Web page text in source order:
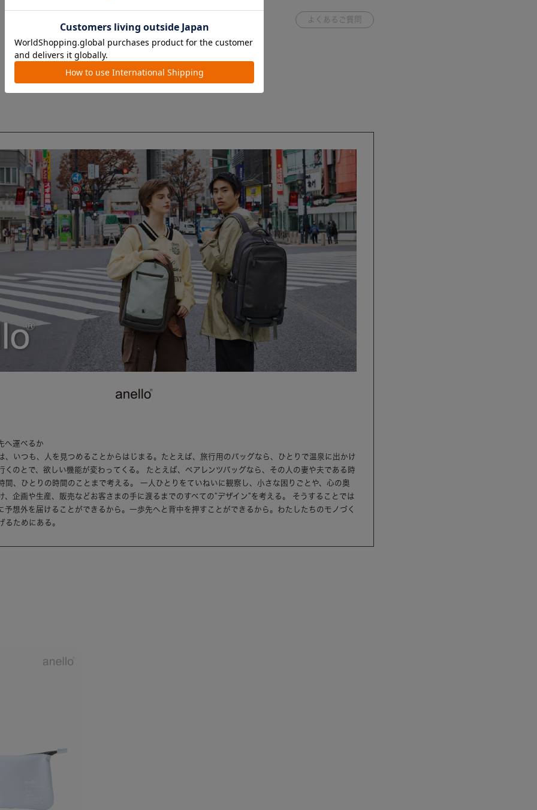
よくあるご質問
へ運べるか
、いつも、人を見つめることからはじまる。たとえば、旅行用のバッグなら、ひとりで温泉に出かけ
くのとで、欲しい機能が変わってくる。 たとえば、ペアレンツバッグなら、その人の妻や夫である時
間、ひとりの時間のことまで考える。 一人ひとりをていねいに観察し、小さな困りごとや、心の奥
、企画や生産、販売などお客さまの手に渡るまでのすべての”デザイン”を考える。 そうすることでは
予想外を届けることができるから。一歩先へと背中を押すことができるから。わたしたちのモノづく
るためにある。